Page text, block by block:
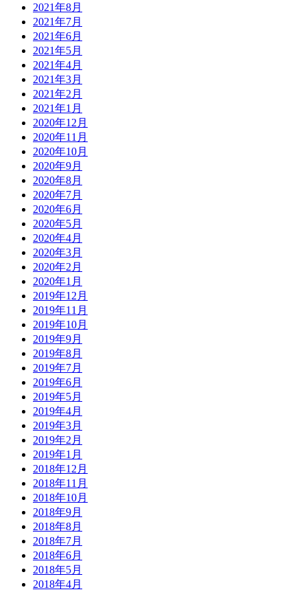
2021年8月
2021年7月
2021年6月
2021年5月
2021年4月
2021年3月
2021年2月
2021年1月
2020年12月
2020年11月
2020年10月
2020年9月
2020年8月
2020年7月
2020年6月
2020年5月
2020年4月
2020年3月
2020年2月
2020年1月
2019年12月
2019年11月
2019年10月
2019年9月
2019年8月
2019年7月
2019年6月
2019年5月
2019年4月
2019年3月
2019年2月
2019年1月
2018年12月
2018年11月
2018年10月
2018年9月
2018年8月
2018年7月
2018年6月
2018年5月
2018年4月